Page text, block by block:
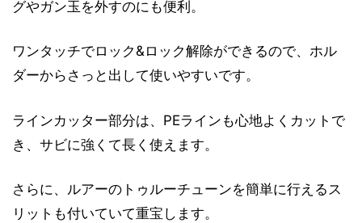
グやガン玉を外すのにも便利。
ワンタッチでロック&ロック解除ができるので、ホル
ダーからさっと出して使いやすいです。
ラインカッター部分は、PEラインも心地よくカットで
き、サビに強くて長く使えます。
さらに、ルアーのトゥルーチューンを簡単に行えるス
リットも付いていて重宝します。